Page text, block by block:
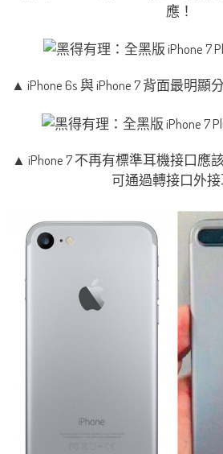
應！
▲ iPhone 6s 與 iPhone 7 背面最明
▲ iPhone 7 不再有標準耳機接口應
可通過轉接口外